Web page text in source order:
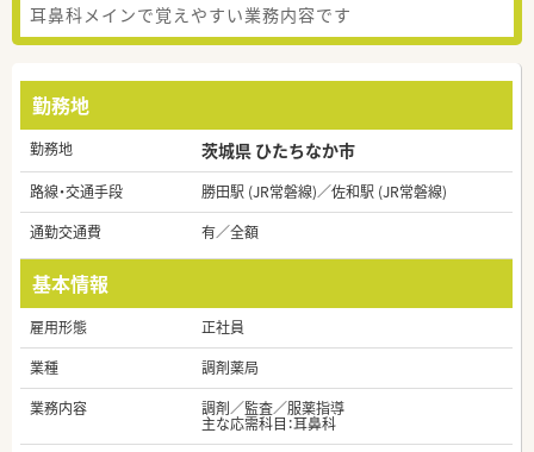
耳鼻科メインで覚えやすい業務内容です
勤務地
勤務地 茨城県 ひたちなか市
路線・交通手段
勝田駅 (JR常磐線)／佐和駅 (JR常磐線)
通勤交通費
有／全額
基本情報
雇用形態
正社員
業種
調剤薬局
業務内容
調剤／監査／服薬指導
主な応需科目：耳鼻科